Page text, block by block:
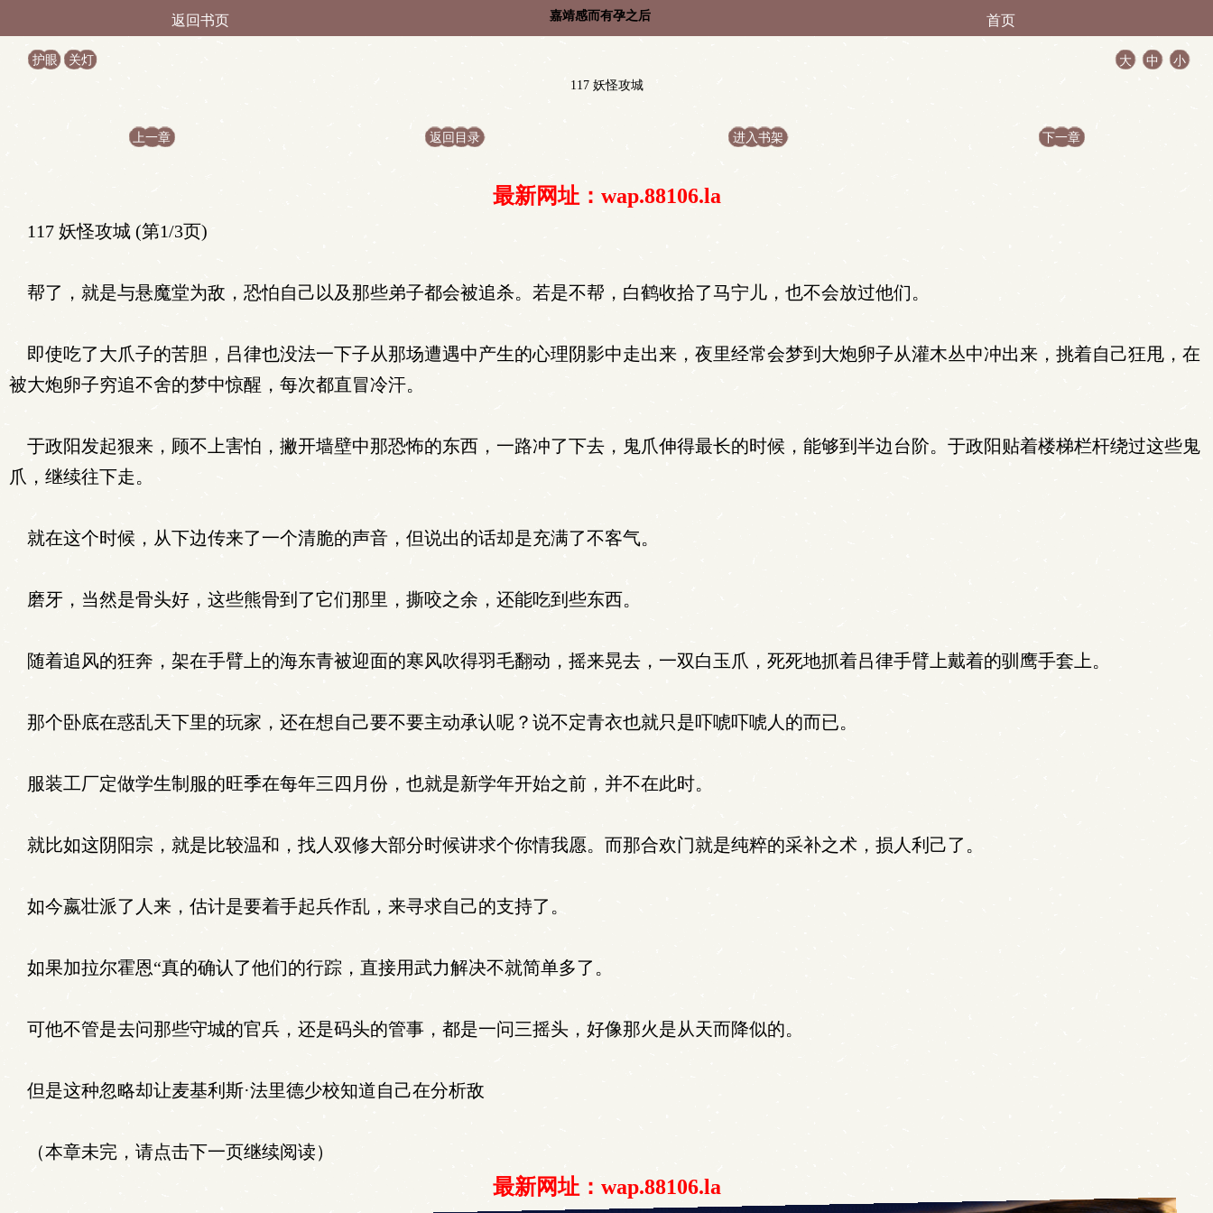
返回书页 嘉靖感而有孕之后 首页
护眼 关灯 大 中
小
117 妖怪攻城
上一章 返回目录 进入书架 下一章
最新网址：wap.88106.la
117 妖怪攻城 (第1/3页)
帮了，就是与悬魔堂为敌，恐怕自己以及那些弟子都会被追杀。若是不帮，白鹤收拾了马宁儿，也不会放过他们。
即使吃了大爪子的苦胆，吕律也没法一下子从那场遭遇中产生的心理阴影中走出来，夜里经常会梦到大炮卵子从灌木丛中冲出来，挑着自己狂甩，在
被大炮卵子穷追不舍的梦中惊醒，每次都直冒冷汗。
于政阳发起狠来，顾不上害怕，撇开墙壁中那恐怖的东西，一路冲了下去，鬼爪伸得最长的时候，能够到半边台阶。于政阳贴着楼梯栏杆绕过这些鬼
爪，继续往下走。
就在这个时候，从下边传来了一个清脆的声音，但说出的话却是充满了不客气。
磨牙，当然是骨头好，这些熊骨到了它们那里，撕咬之余，还能吃到些东西。
随着追风的狂奔，架在手臂上的海东青被迎面的寒风吹得羽毛翻动，摇来晃去，一双白玉爪，死死地抓着吕律手臂上戴着的驯鹰手套上。
那个卧底在惑乱天下里的玩家，还在想自己要不要主动承认呢？说不定青衣也就只是吓唬吓唬人的而已。
服装工厂定做学生制服的旺季在每年三四月份，也就是新学年开始之前，并不在此时。
就比如这阴阳宗，就是比较温和，找人双修大部分时候讲求个你情我愿。而那合欢门就是纯粹的采补之术，损人利己了。
如今嬴壮派了人来，估计是要着手起兵作乱，来寻求自己的支持了。
如果加拉尔霍恩“真的确认了他们的行踪，直接用武力解决不就简单多了。
可他不管是去问那些守城的官兵，还是码头的管事，都是一问三摇头，好像那火是从天而降似的。
但是这种忽略却让麦基利斯·法里德少校知道自己在分析敌
（本章未完，请点击下一页继续阅读）
最新网址：wap.88106.la